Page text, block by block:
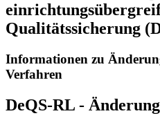
Qualitätssicherung
Informationen zu
Verfahren
DeQS-RL -